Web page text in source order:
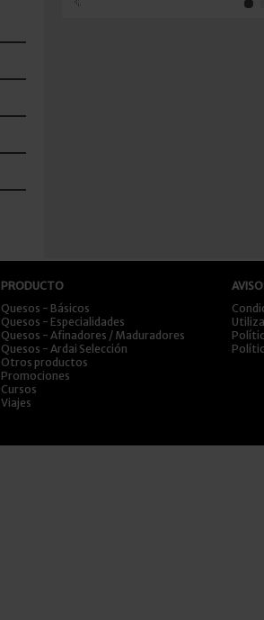
PRODUCTO
Quesos - Básicos
Quesos - Especialidades
Quesos - Afinadores / Maduradores
Quesos - Ardai Selección
Otros productos
Promociones
Cursos
Viajes